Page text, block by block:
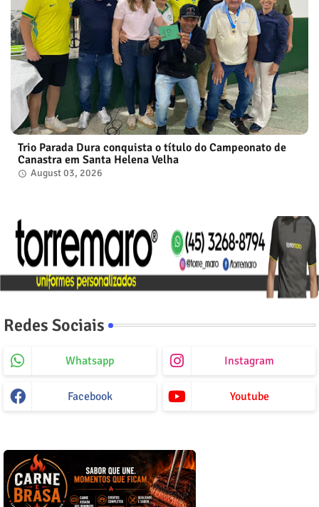
Trio Parada Dura conquista o título do Campeonato de
Canastra em Santa Helena Velha
August 03, 2026
Redes Sociais
Whatsapp Instagram
Facebook Youtube